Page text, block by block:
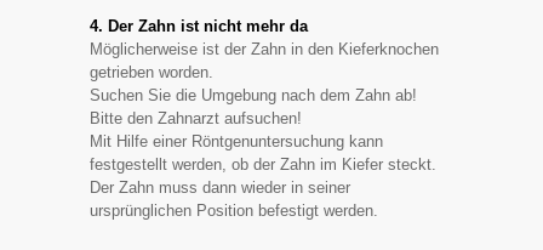
4. Der Zahn ist nicht mehr da
Möglicherweise ist der Zahn in den Kieferknochen
getrieben worden.
Suchen Sie die Umgebung nach dem Zahn ab!
Bitte den Zahnarzt aufsuchen!
Mit Hilfe einer Röntgenuntersuchung kann
festgestellt werden, ob der Zahn im Kiefer steckt.
Der Zahn muss dann wieder in seiner
ursprünglichen Position befestigt werden.